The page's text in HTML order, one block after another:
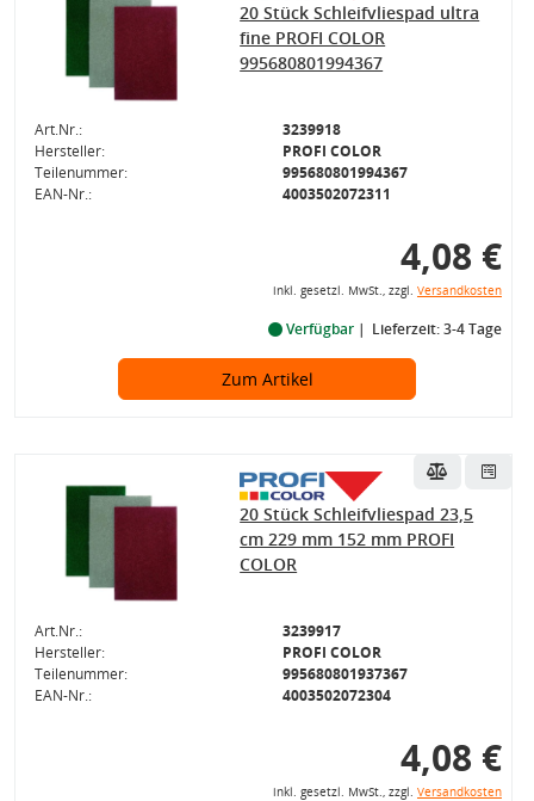
20 Stück Schleifvliespad ultra
fine PROFI COLOR
995680801994367
Art.Nr.:
3239918
Hersteller:
PROFI COLOR
Teilenummer:
995680801994367
EAN-Nr.:
4003502072311
4,08 €
inkl. gesetzl. MwSt., zzgl. Versandkosten
Verfügbar Lieferzeit: 3-4 Tage
Zum Artikel
20 Stück Schleifvliespad 23,5
cm 229 mm 152 mm PROFI
COLOR
Art.Nr.:
3239917
Hersteller:
PROFI COLOR
Teilenummer:
995680801937367
EAN-Nr.:
4003502072304
4,08 €
inkl. gesetzl. MwSt., zzgl. Versandkosten